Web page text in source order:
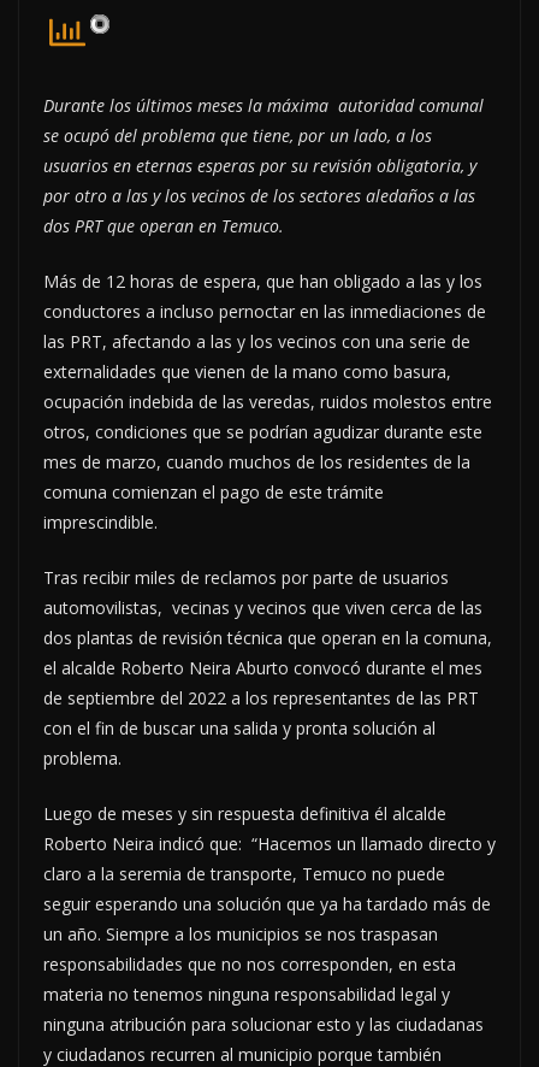
Durante los últimos meses la máxima autoridad comunal
se ocupó del problema que tiene, por un lado, a los
usuarios en eternas esperas por su revisión obligatoria, y
por otro a las y los vecinos de los sectores aledaños a las
dos PRT que operan en Temuco.
Más de 12 horas de espera, que han obligado a las y los
conductores a incluso pernoctar en las inmediaciones de
las PRT, afectando a las y los vecinos con una serie de
externalidades que vienen de la mano como basura,
ocupación indebida de las veredas, ruidos molestos entre
otros, condiciones que se podrían agudizar durante este
mes de marzo, cuando muchos de los residentes de la
comuna comienzan el pago de este trámite
imprescindible.
Tras recibir miles de reclamos por parte de usuarios
automovilistas, vecinas y vecinos que viven cerca de las
dos plantas de revisión técnica que operan en la comuna,
el alcalde Roberto Neira Aburto convocó durante el mes
de septiembre del 2022 a los representantes de las PRT
con el fin de buscar una salida y pronta solución al
problema.
Luego de meses y sin respuesta definitiva él alcalde
Roberto Neira indicó que: “Hacemos un llamado directo y
claro a la seremia de transporte, Temuco no puede
seguir esperando una solución que ya ha tardado más de
un año. Siempre a los municipios se nos traspasan
responsabilidades que no nos corresponden, en esta
materia no tenemos ninguna responsabilidad legal y
ninguna atribución para solucionar esto y las ciudadanas
y ciudadanos recurren al municipio porque también